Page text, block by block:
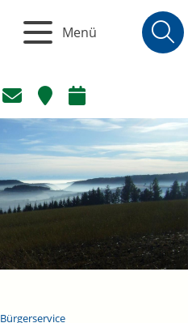
Menü
Bürgerservice